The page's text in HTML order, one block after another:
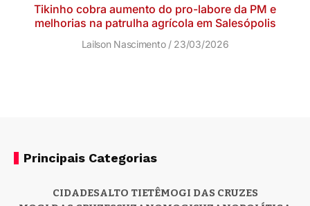
Tikinho cobra aumento do pro-labore da PM e
melhorias na patrulha agrícola em Salesópolis
Lailson Nascimento 23/03/2026
Principais Categorias
CIDADESALTO TIETÊMOGI DAS CRUZES